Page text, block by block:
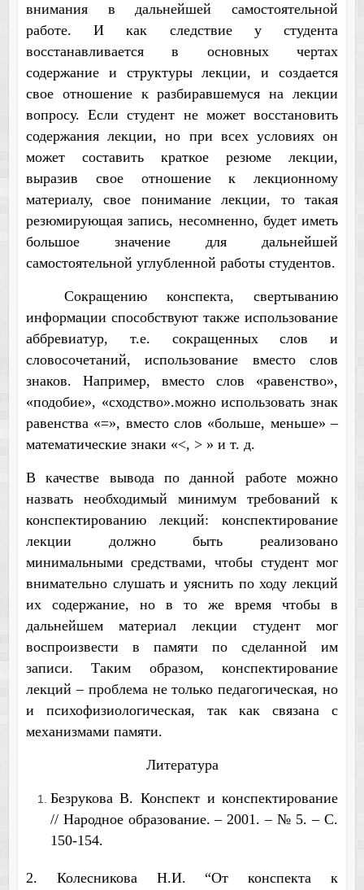
внимания в дальнейшей самостоятельной
работе. И как следствие у студента
восстанавливается в основных чертах
содержание и структуры лекции, и создается
свое отношение к разбиравшемуся на лекции
вопросу. Если студент не может восстановить
содержания лекции, но при всех условиях он
может составить краткое резюме лекции,
выразив свое отношение к лекционному
материалу, свое понимание лекции, то такая
резюмирующая запись, несомненно, будет иметь
большое значение для дальнейшей
самостоятельной углубленной работы студентов.
Сокращению конспекта, свертыванию
информации способствуют также использование
аббревиатур, т.е. сокращенных слов и
словосочетаний, использование вместо слов
знаков. Например, вместо слов «равенство»,
«подобие», «сходство».можно использовать знак
равенства «=», вместо слов «больше, меньше» –
математические знаки «<, > » и т. д.
В качестве вывода по данной работе можно
назвать необходимый минимум требований к
конспектированию лекций: конспектирование
лекции должно быть реализовано
минимальными средствами, чтобы студент мог
внимательно слушать и уяснить по ходу лекций
их содержание, но в то же время чтобы в
дальнейшем материал лекции студент мог
воспроизвести в памяти по сделанной им
записи. Таким образом, конспектирование
лекций – проблема не только педагогическая, но
и психофизиологическая, так как связана с
механизмами памяти.
Литература
Безрукова В. Конспект и конспектирование
// Народное образование. – 2001. – № 5. – С.
150-154.
2. Колесникова Н.И. “От конспекта к